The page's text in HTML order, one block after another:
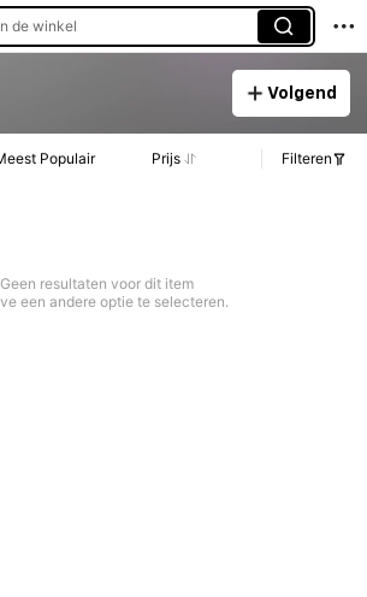
de winkel
Volgend
Populair Prijs Filteren
Geen resultaten voor dit item
een andere optie te selecteren.